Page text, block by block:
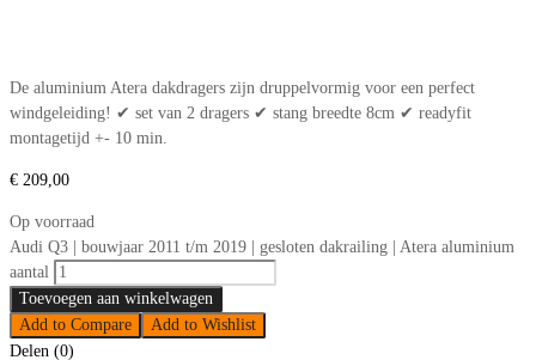
De aluminium Atera dakdragers zijn druppelvormig voor een perfect
windgeleiding! ✔ set van 2 dragers ✔ stang breedte 8cm ✔ readyfit
montagetijd +- 10 min.
€ 209,00
Op voorraad
Audi Q3 | bouwjaar 2011 t/m 2019 | gesloten dakrailing | Atera aluminium
aantal
Toevoegen aan winkelwagen
Add to Compare
Add to Wishlist
Delen (0)